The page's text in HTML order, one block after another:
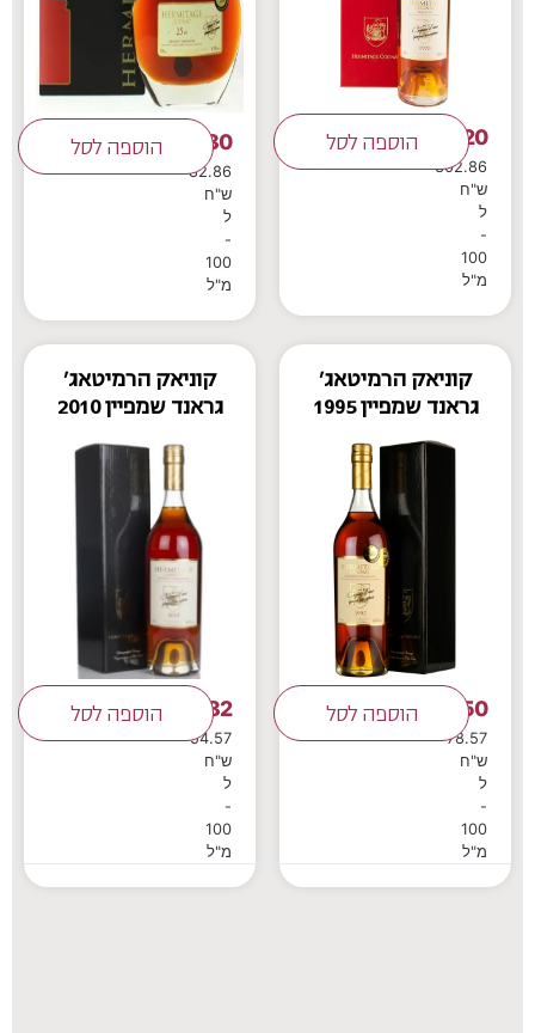
2,120
302.86
ש"ח
ל
-
100
מ"ל
הוספה לסל 580
82.86
ש"ח
ל
-
100
מ"ל
הוספה לסל
קוניאק הרמיטאג’
גראנד שמפיין 1995
550
78.57
ש"ח
ל
-
100
מ"ל
הוספה לסל
קוניאק הרמיטאג’
גראנד שמפיין 2010
382
54.57
ש"ח
ל
-
100
מ"ל
הוספה לסל